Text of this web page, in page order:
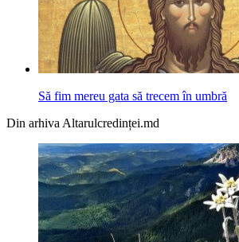
Să fim mereu gata să trecem în umbră
Din arhiva Altarulcredinței.md